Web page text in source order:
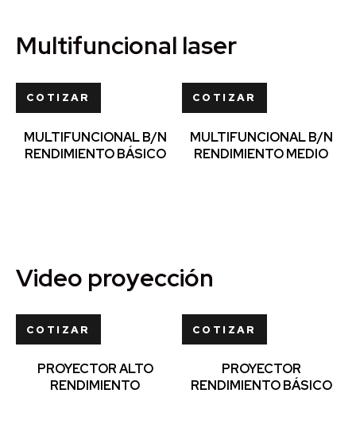
Multifuncional laser
COTIZAR
MULTIFUNCIONAL B/N
RENDIMIENTO BÁSICO
COTIZAR
MULTIFUNCIONAL B/N
RENDIMIENTO MEDIO
Video proyección
COTIZAR
PROYECTOR ALTO
RENDIMIENTO
COTIZAR
PROYECTOR
RENDIMIENTO BÁSICO